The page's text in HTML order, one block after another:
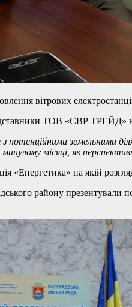
вітрових
ТОВ «СВР ТРЕЙД»
потенційними земельними
місяці, як
«Енергетика» на якій
району презентували